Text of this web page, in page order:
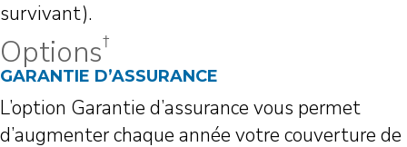
survivant).
Options†
GARANTIE D’ASSURANCE
L’option Garantie d’assurance vous permet
d’augmenter chaque année votre couverture de